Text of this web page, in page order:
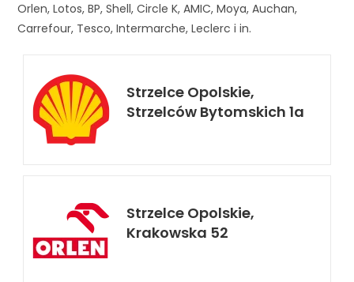
Orlen, Lotos, BP, Shell, Circle K, AMIC, Moya, Auchan,
Carrefour, Tesco, Intermarche, Leclerc i in.
Strzelce Opolskie,
Strzelców Bytomskich 1a
Strzelce Opolskie,
Krakowska 52